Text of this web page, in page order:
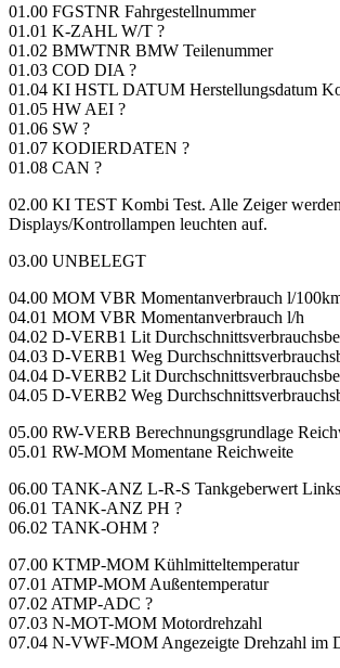
01.00 FGSTNR Fahrgestellnummer
01.01 K-ZAHL W/T ?
01.02 BMWTNR BMW Teilenummer
01.03 COD DIA ?
01.04 KI HSTL DATUM Herstellungsdatum
01.05 HW AEI ?
01.06 SW ?
01.07 KODIERDATEN ?
01.08 CAN ?
02.00 KI TEST Kombi Test. Alle Zeiger
Displays/Kontrollampen leuchten auf.
03.00 UNBELEGT
04.00 MOM VBR Momentanverbrauch l/
04.01 MOM VBR Momentanverbrauch l/h
04.02 D-VERB1 Lit
04.03 D-VERB1 Weg
04.04 D-VERB2 Lit
04.05 D-VERB2 Weg
05.00 RW-VERB Berechnungsgrundlage
05.01 RW-MOM Momentane Reichweite
06.00 TANK-ANZ L-R-S Tankgeberwert
06.01 TANK-ANZ PH ?
06.02 TANK-OHM ?
07.00 KTMP-MOM Kühlmitteltemperatur
07.01 ATMP-MOM Außentemperatur
07.02 ATMP-ADC ?
07.03 N-MOT-MOM Motordrehzahl
07.04 N-VWF-MOM Angezeigte Drehzahl im